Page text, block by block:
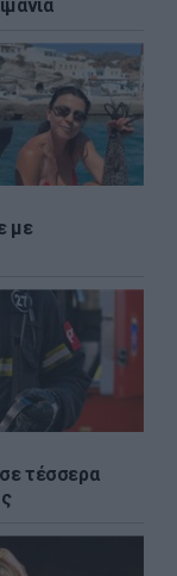
με
τέσσερα